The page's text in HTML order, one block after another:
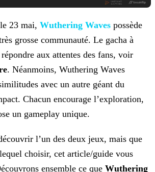
23 mai, Wuthering Waves possède
grosse communauté. Le gacha à
aux attentes des fans, voir
. Néanmoins, Wuthering Waves
avec un autre géant du
Chacun encourage l’exploration,
un gameplay unique.
l’un des deux jeux, mais que
choisir, cet article/guide vous
ensemble ce que Wuthering